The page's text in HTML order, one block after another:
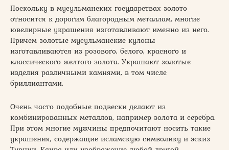
Поскольку в мусульманских государствах золото
относится к дорогим благородным металлам, многие
ювелирные украшения изготавливают именно из него.
Причем золотые мусульманские кулоны
изготавливаются из розового, белого, красного и
классического желтого золота. Украшают золотые
изделия различными камнями, в том числе
бриллиантами.
Очень часто подобные подвески делают из
комбинированных металлов, например золота и серебра.
При этом многие мужчины предпочитают носить такие
украшения, содержащие исламскую символику и эскиз